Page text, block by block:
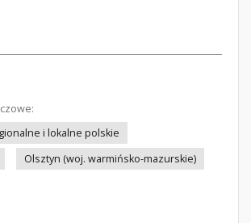
i lokalne polskie
Olsztyn (woj. warmińsko-mazurskie)